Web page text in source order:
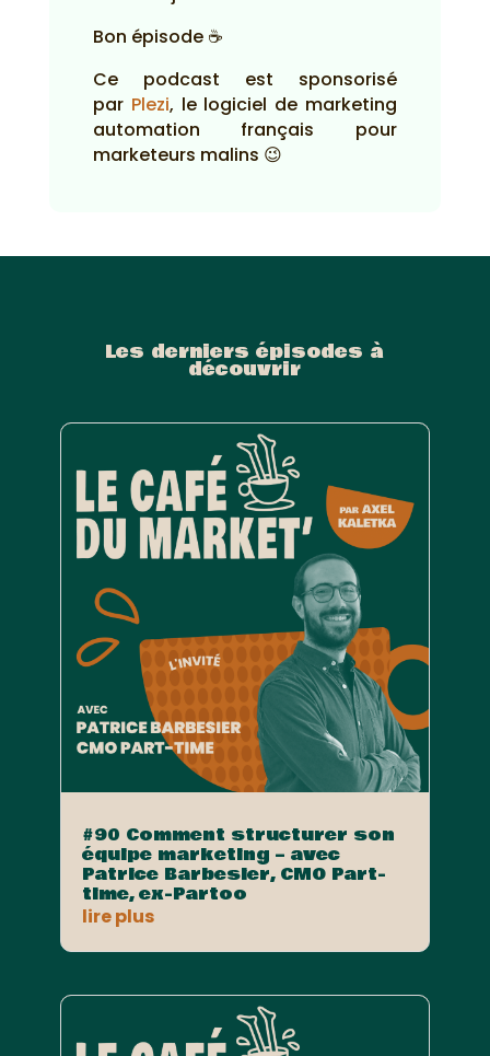
Bon épisode ☕
Ce podcast est sponsorisé
par Plezi, le logiciel de marketing
automation français pour
marketeurs malins 😉
Les derniers épisodes à
découvrir
#90 Comment structurer son
équipe marketing – avec
Patrice Barbesier, CMO Part-
time, ex-Partoo
lire plus